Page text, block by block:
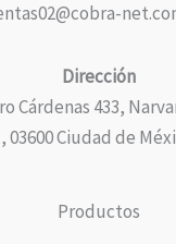
Dirección
Cárdenas 433,
03600 Ciudad de
Productos